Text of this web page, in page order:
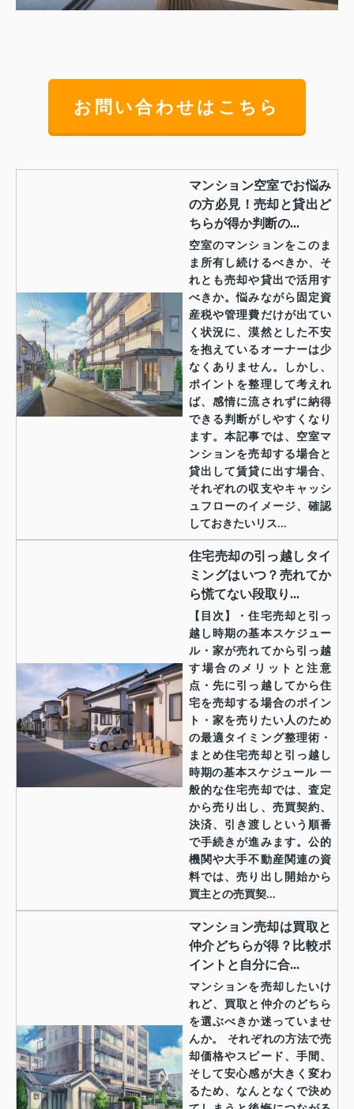
お問い合わせはこちら
マンション空室でお悩み
の方必見！売却と貸出ど
ちらが得か判断の...
空室のマンションをこのま
ま所有し続けるべきか、そ
れとも売却や貸出で活用す
べきか。悩みながら固定資
産税や管理費だけが出てい
く状況に、漠然とした不安
を抱えているオーナーは少
なくありません。しかし、
ポイントを整理して考えれ
ば、感情に流されずに納得
できる判断がしやすくなり
ます。本記事では、空室マ
ンションを売却する場合と
貸出して賃貸に出す場合、
それぞれの収支やキャッシ
ュフローのイメージ、確認
しておきたいリス...
住宅売却の引っ越しタイ
ミングはいつ？売れてか
ら慌てない段取り...
【目次】・住宅売却と引っ
越し時期の基本スケジュー
ル・家が売れてから引っ越
す場合のメリットと注意
点・先に引っ越してから住
宅を売却する場合のポイン
ト・家を売りたい人のため
の最適タイミング整理術・
まとめ住宅売却と引っ越し
時期の基本スケジュール 一
般的な住宅売却では、査定
から売り出し、売買契約、
決済、引き渡しという順番
で手続きが進みます。公的
機関や大手不動産関連の資
料では、売り出し開始から
買主との売買契...
マンション売却は買取と
仲介どちらが得？比較ポ
イントと自分に合...
マンションを売却したいけ
れど、買取と仲介のどちら
を選ぶべきか迷っていませ
んか。 それぞれの方法で売
却価格やスピード、手間、
そして安心感が大きく変わ
るため、なんとなくで決め